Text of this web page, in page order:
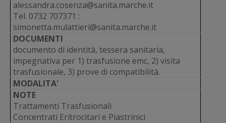
alessandra.cosenza@sanita.marche.it
Tel. 0732 707371 :
simonetta.mulattieri@sanita.marche.it
DOCUMENTI
documento di identità, tessera sanitaria,
impegnativa per 1) trasfusione emc, 2) visita
trasfusionale, 3) prove di compatibilità.
MODALITA'
NOTE
Trattamenti Trasfusionali
Concentrati Eritrocitari e Piastrinici